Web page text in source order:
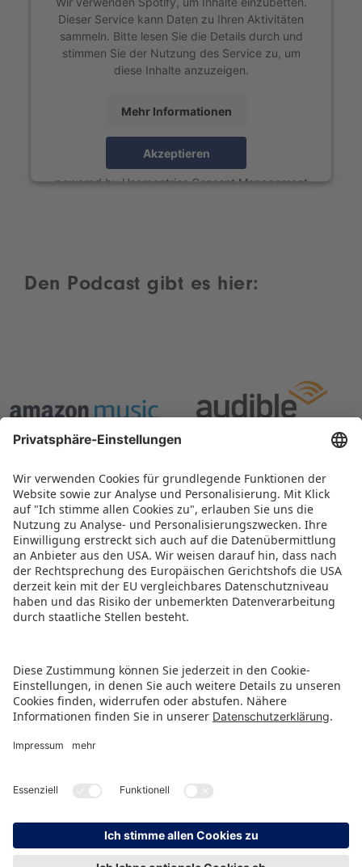
Dieser Service kann Daten zu Ihren Aktivitäten
sammeln. Bitte lesen Sie die Details durch und
stimmen Sie der Nutzung des Service zu, um
diese Inhalte anzuzeigen.
Mehr Informationen
Akzeptieren
powered byUsercentrics Consent Management
Den Podcast gibt es hier:
HINWEISGEBERSCHUTZ IMPRESSUM
DATENSCHUTZ
KONTAKT